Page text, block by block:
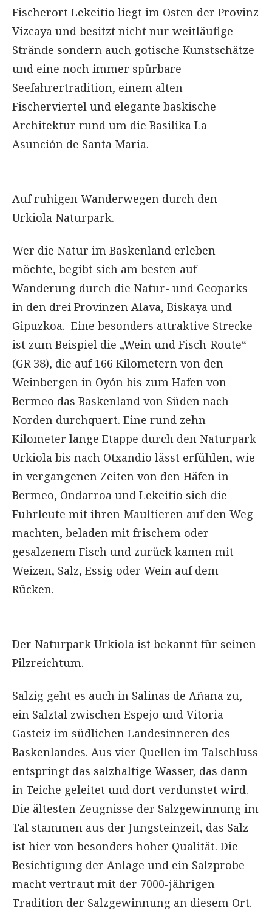
Fischerort Lekeitio liegt im Osten der Provinz
Vizcaya und besitzt nicht nur weitläufige
Strände sondern auch gotische Kunstschätze
und eine noch immer spürbare
Seefahrertradition, einem alten
Fischerviertel und elegante baskische
Architektur rund um die Basilika La
Asunción de Santa Maria.
Auf ruhigen Wanderwegen durch den
Urkiola Naturpark.
Wer die Natur im Baskenland erleben
möchte, begibt sich am besten auf
Wanderung durch die Natur- und Geoparks
in den drei Provinzen Alava, Biskaya und
Gipuzkoa. Eine besonders attraktive Strecke
ist zum Beispiel die „Wein und Fisch-Route“
(GR 38), die auf 166 Kilometern von den
Weinbergen in Oyón bis zum Hafen von
Bermeo das Baskenland von Süden nach
Norden durchquert. Eine rund zehn
Kilometer lange Etappe durch den Naturpark
Urkiola bis nach Otxandio lässt erfühlen, wie
in vergangenen Zeiten von den Häfen in
Bermeo, Ondarroa und Lekeitio sich die
Fuhrleute mit ihren Maultieren auf den Weg
machten, beladen mit frischem oder
gesalzenem Fisch und zurück kamen mit
Weizen, Salz, Essig oder Wein auf dem
Rücken.
Der Naturpark Urkiola ist bekannt für seinen
Pilzreichtum.
Salzig geht es auch in Salinas de Añana zu,
ein Salztal zwischen Espejo und Vitoria-
Gasteiz im südlichen Landesinneren des
Baskenlandes. Aus vier Quellen im Talschluss
entspringt das salzhaltige Wasser, das dann
in Teiche geleitet und dort verdunstet wird.
Die ältesten Zeugnisse der Salzgewinnung im
Tal stammen aus der Jungsteinzeit, das Salz
ist hier von besonders hoher Qualität. Die
Besichtigung der Anlage und ein Salzprobe
macht vertraut mit der 7000-jährigen
Tradition der Salzgewinnung an diesem Ort.